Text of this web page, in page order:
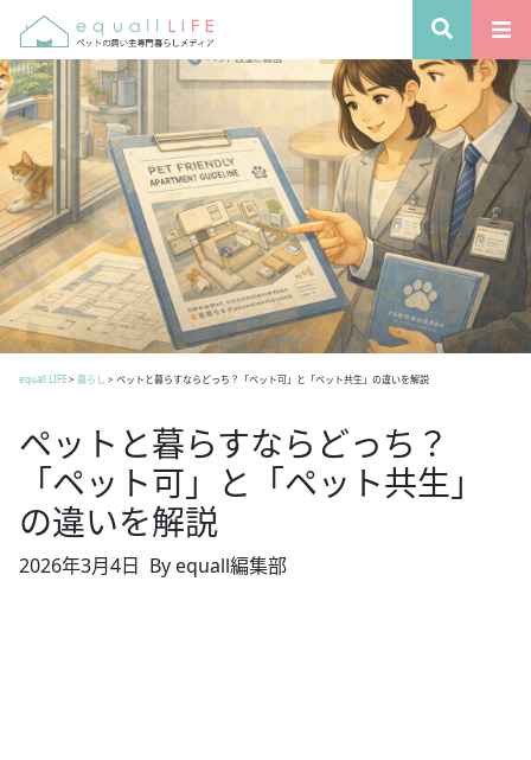
equall LIFE> 暮らし > ペットと暮らすならどっち？「ペット可」と「ペット共生」の違いを解説
ペットと暮らすならどっち？
「ペット可」と「ペット共生」
の違いを解説
2026年3月4日 By equall編集部